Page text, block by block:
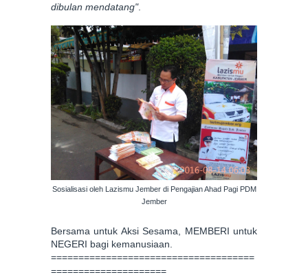
dibulan mendatang".
Sosialisasi oleh Lazismu Jember di Pengajian Ahad Pagi PDM
Jember
Bersama untuk Aksi Sesama, MEMBERI untuk
NEGERI bagi kemanusiaan.
=====================================
=====================